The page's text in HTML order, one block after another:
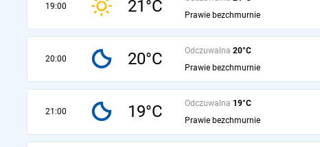
19:00 21°C
Prawie bezchmurnie
20:00 20°C Odczuwalna 20°C
Prawie bezchmurnie
21:00 19°C Odczuwalna 19°C
Prawie bezchmurnie